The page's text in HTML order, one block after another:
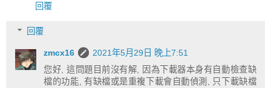
回覆
回覆
zmcx16
2021年5月29日 晚上7:51
您好, 這問題目前沒有解, 因為下載器本身有自動檢查缺
檔的功能, 有缺檔或是重複下載會自動偵測, 只下載缺檔